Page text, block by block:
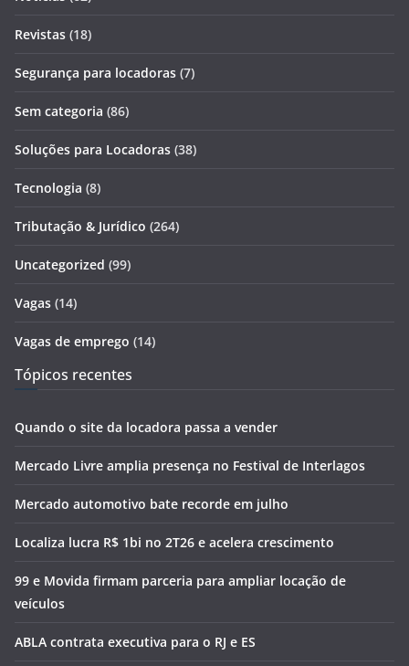
Revistas (18)
Segurança para locadoras (7)
Sem categoria (86)
Soluções para Locadoras (38)
Tecnologia (8)
Tributação & Jurídico (264)
Uncategorized (99)
Vagas (14)
Vagas de emprego (14)
Tópicos recentes
Quando o site da locadora passa a vender
Mercado Livre amplia presença no Festival de Interlagos
Mercado automotivo bate recorde em julho
Localiza lucra R$ 1bi no 2T26 e acelera crescimento
99 e Movida firmam parceria para ampliar locação de
veículos
ABLA contrata executiva para o RJ e ES